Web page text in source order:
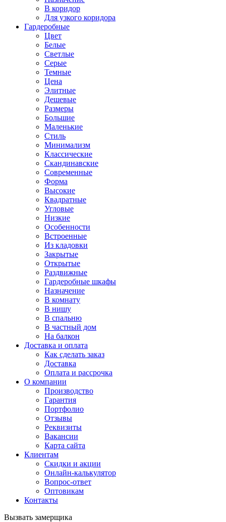
В коридор
Для узкого коридора
Гардеробные
Цвет
Белые
Светлые
Серые
Темные
Цена
Элитные
Дешевые
Размеры
Большие
Маленькие
Стиль
Минимализм
Классические
Скандинавские
Современные
Форма
Высокие
Квадратные
Угловые
Низкие
Особенности
Встроенные
Из кладовки
Закрытые
Открытые
Раздвижные
Гардеробные шкафы
Назначение
В комнату
В нишу
В спальню
В частный дом
На балкон
Доставка и оплата
Как сделать заказ
Доставка
Оплата и рассрочка
О компании
Производство
Гарантия
Портфолио
Отзывы
Реквизиты
Вакансии
Карта сайта
Клиентам
Скидки и акции
Онлайн-калькулятор
Вопрос-ответ
Оптовикам
Контакты
Вызвать замерщика